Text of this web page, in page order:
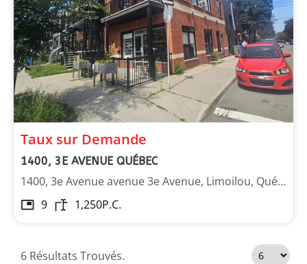
Taux sur Demande
1400, 3E AVENUE QUÉBEC
1400, 3e Avenue avenue 3e Avenue, Limoilou, Québec
9
1,250P.C.
6 Résultats Trouvés.